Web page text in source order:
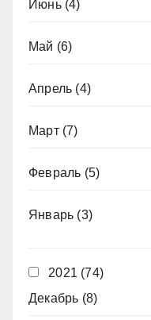
Июнь(4)
Май (6)
Апрель (4)
Март(7)
Февраль (5)
Январь (3)
2021 (74)
Декабрь (8)